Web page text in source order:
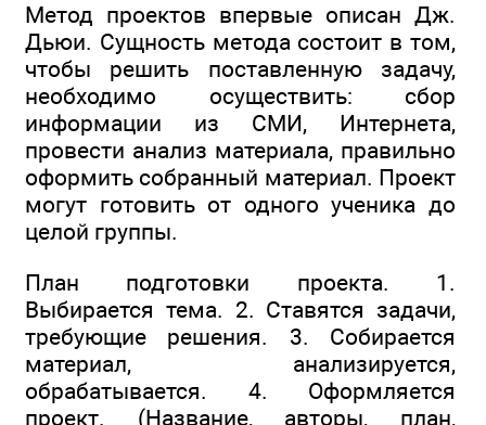
Метод проектов впервые описан Дж.
Дьюи. Сущность метода состоит в том,
чтобы решить поставленную задачу,
необходимо осуществить: сбор
информации из СМИ, Интернета,
провести анализ материала, правильно
оформить собранный материал. Проект
могут готовить от одного ученика до
целой группы.
План подготовки проекта. 1.
Выбирается тема. 2. Ставятся задачи,
требующие решения. 3. Собирается
материал, анализируется,
обрабатывается. 4. Оформляется
проект. (Название, авторы, план,